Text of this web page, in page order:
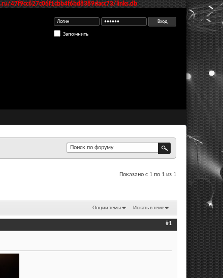
47f9cc627c06f1cbb4f6bd8389dacc73/links.db
Запомнить
Показано с 1 по 1 из 1
Опции темы Искать в теме
#1